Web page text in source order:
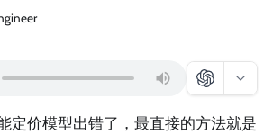
定价模型出错了，最直接的方法就是